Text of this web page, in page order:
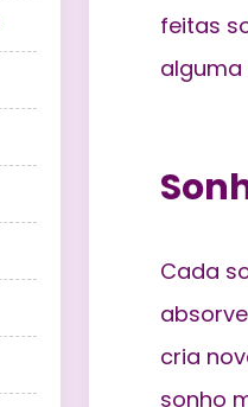
feitas
alguma
Cada
cria
sonho